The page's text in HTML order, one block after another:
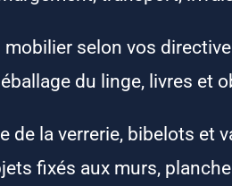
mobilier selon vos
du linge, livres et
de la verrerie, bibelots et
fixés aux murs,